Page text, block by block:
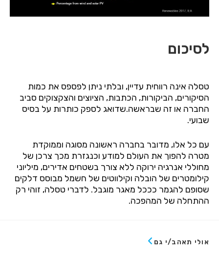
לסיכום
טסלה אינה רווחית עדיין, ובלתי ניתן לפספס את כמות
הסיקורים, הביקורות, הכתבות, הציוצים והצקצוקים סביב
החברה או זה שבראשה.שדואג לספק כותרות על בסיס
שבועי.
עם כל אלו, מדובר בחברה ראשונה מסוגה וממוקדת
מטרה להפוך את העולם למודע וכנגזרת מכך צרכן של
מחוללי אנרגיה ירוקה ללא צורך בשטחים אדירים, מיליוני
קילומטרים של הובלה וקילווטים של חשמל מבוסס דלקים
שסופם להגמר כככל מאגר מוגבל. לדברי טסלה, זוהי רק
ההתחלה של המהפכה.
אולי תאהב/י גם